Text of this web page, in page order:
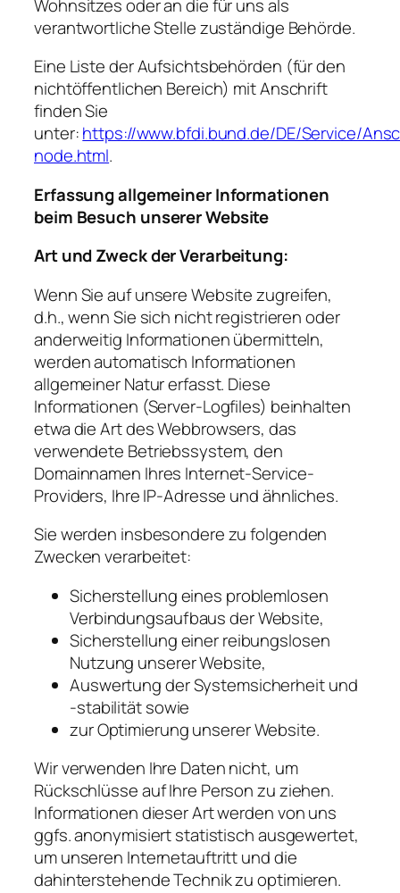
Wohnsitzes oder an die für uns als
verantwortliche Stelle zuständige Behörde.
Eine Liste der Aufsichtsbehörden (für den
nichtöffentlichen Bereich) mit Anschrift
finden Sie
unter:https://www.bfdi.bund.de/DE/Service/
node.html.
Erfassung allgemeiner Informationen
beim Besuch unserer Website
Art und Zweck der Verarbeitung:
Wenn Sie auf unsere Website zugreifen,
d.h., wenn Sie sich nicht registrieren oder
anderweitig Informationen übermitteln,
werden automatisch Informationen
allgemeiner Natur erfasst. Diese
Informationen (Server-Logfiles) beinhalten
etwa die Art des Webbrowsers, das
verwendete Betriebssystem, den
Domainnamen Ihres Internet-Service-
Providers, Ihre IP-Adresse und ähnliches.
Sie werden insbesondere zu folgenden
Zwecken verarbeitet:
Sicherstellung eines problemlosen
Verbindungsaufbaus der Website,
Sicherstellung einer reibungslosen
Nutzung unserer Website,
Auswertung der Systemsicherheit und
-stabilität sowie
zur Optimierung unserer Website.
Wir verwenden Ihre Daten nicht, um
Rückschlüsse auf Ihre Person zu ziehen.
Informationen dieser Art werden von uns
ggfs. anonymisiert statistisch ausgewertet,
um unseren Internetauftritt und die
dahinterstehende Technik zu optimieren.